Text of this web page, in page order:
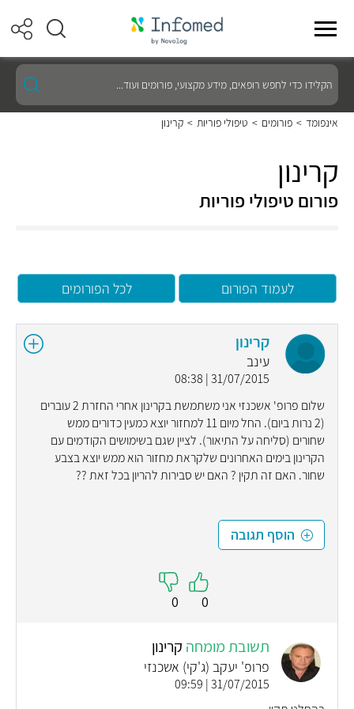
הקלידו
כדי
לחפש
רופאים,
מידע
ועוד...
אינפומד > פורומים > טיפולי פוריות > קרינון
קרינון
פורום טיפולי פוריות
לעמוד הפורום לכל הפורומים
קרינון
עינב
31/07/2015 | 08:38
שלום פרופ' אשכנזי אני משתמשת בקרינון אחרי החזרת 2 עוברים
(2 נרות ביום). החל מיום 11 למחזור יוצא כמעין כדורים ממש
שחורים (סליחה על התיאור). לציין שגם בשימושים הקודמים עם
הקרינון בימים האחרונים שלקראת מחזור הוא ממש יוצא בצבע
שחור. האם זה תקין ? האם יש סבירות להריון בכל זאת ??
הוסף תגובה
0
0
תשובת מומחה קרינון
פרופ' יעקב (ג'קי) אשכנזי
31/07/2015 | 09:59